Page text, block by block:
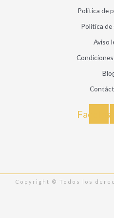
Politica de
Política de
Aviso
Copyright © Todos los